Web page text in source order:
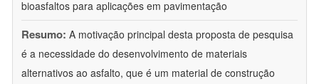
bioasfaltos para aplicações em pavimentação
Resumo: A motivação principal desta proposta de pesquisa
é a necessidade do desenvolvimento de materiais
alternativos ao asfalto, que é um material de construção